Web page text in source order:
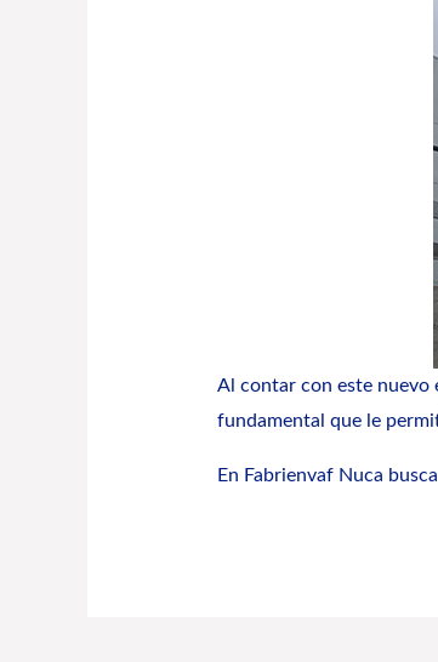
Al contar con este nuevo
fundamental que le
En Fabrienvaf Nuca